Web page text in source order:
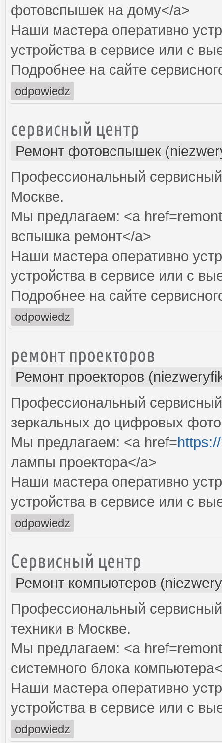
фотовспышек на дому</a>
Наши мастера оперативно
устройства в сервисе или с
Подробнее на сайте
odpowiedz
сервисный центр
Ремонт фотовспышек
Профессиональный
Москве.
Мы предлагаем: <a
вспышка ремонт</a>
Наши мастера оперативно
устройства в сервисе или с
Подробнее на сайте
odpowiedz
ремонт проекторов
Ремонт проекторов
Профессиональный
зеркальных до цифровых
Мы предлагаем: <a href=
лампы проектора</a>
Наши мастера оперативно
устройства в сервисе или с
odpowiedz
Сервисный центр
Ремонт компьютеров
Профессиональный
техники в Москве.
Мы предлагаем: <a
системного блока
Наши мастера оперативно
устройства в сервисе или с
odpowiedz